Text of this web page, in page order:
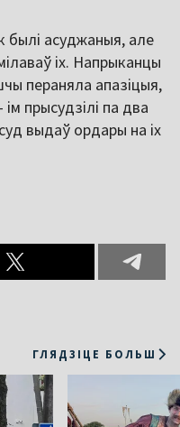
былі асуджаныя, але
іх. Напрыканцы
пераняла апазіцыя,
прысудзілі па два
выдаў ордары на іх
ГЛЯДЗІЦЕ БОЛЬШ